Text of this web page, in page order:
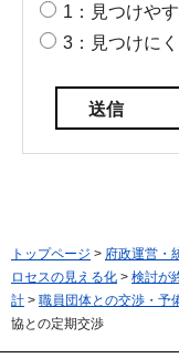
1：見つけや
3：見つけに
トップページ > 府政運営・
ロセスの見える化 > 検討が
計 > 職員団体との交渉・予
協との定期交渉